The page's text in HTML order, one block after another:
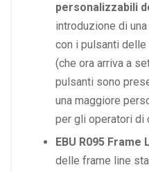
personalizzabili
introduzione di
con i pulsanti
(che ora arriva a
pulsanti sono
una maggiore
per gli operatori di
EBU R095 Frame
delle frame line